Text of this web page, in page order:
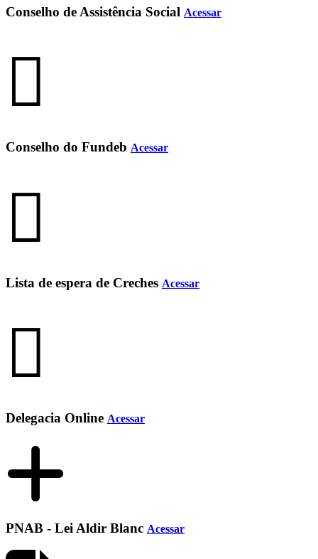
Conselho de Assistência Social Acessar
Conselho do Fundeb Acessar
Lista de espera de Creches Acessar
Delegacia Online Acessar
PNAB - Lei Aldir Blanc Acessar